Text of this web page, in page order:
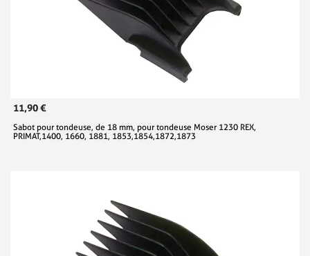
11,90 €
Sabot pour tondeuse, de 18 mm, pour tondeuse Moser 1230 REX,
PRIMAT,1400, 1660, 1881, 1853,1854,1872,1873